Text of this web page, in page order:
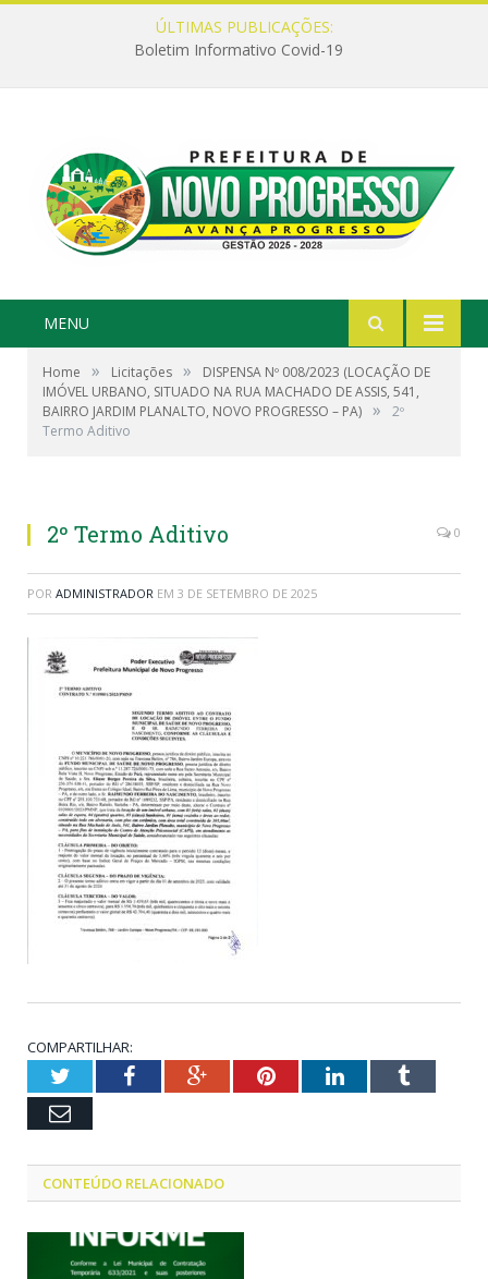
ÚLTIMAS PUBLICAÇÕES:
Boletim Informativo Covid-19
MENU
Home » Licitações »
DISPENSA Nº 008/2023 (LOCAÇÃO DE
IMÓVEL URBANO, SITUADO NA RUA MACHADO DE ASSIS, 541,
BAIRRO JARDIM PLANALTO, NOVO PROGRESSO – PA) »
2º
Termo Aditivo
2º Termo Aditivo 0
POR ADMINISTRADOR EM 3 DE SETEMBRO DE 2025
COMPARTILHAR:
TwitterFacebookGoogle+PinterestLinkedInTumblr
Email
CONTEÚDO RELACIONADO